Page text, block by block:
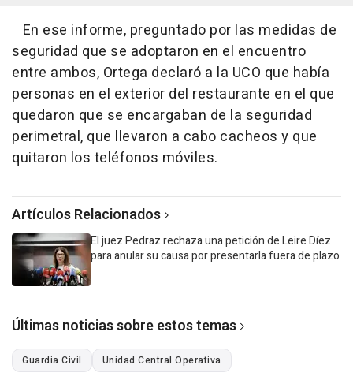
En ese informe, preguntado por las medidas de
seguridad que se adoptaron en el encuentro
entre ambos, Ortega declaró a la UCO que había
personas en el exterior del restaurante en el que
quedaron que se encargaban de la seguridad
perimetral, que llevaron a cabo cacheos y que
quitaron los teléfonos móviles.
Artículos Relacionados
El juez Pedraz rechaza una petición de Leire Díez
para anular su causa por presentarla fuera de plazo
Últimas noticias sobre estos temas
Guardia Civil Unidad Central Operativa